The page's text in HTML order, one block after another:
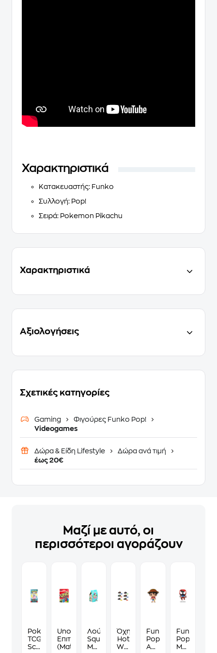
Χαρακτηριστικά
Κατακευαστής: Funko
Συλλογή: Pop!
Σειρά: Pokemon Pikachu
Χαρακτηριστικά
Αξιολογήσεις
Σχετικές κατηγορίες
Gaming
Φιγούρες Funko Pop!
Videogames
Δώρα & Είδη Lifestyle
Δώρα ανά τιμή
έως 20€
Μαζί με αυτό, οι
περισσότεροι αγοράζουν
Pokémon
TCG:
Scarlet
Uno
Επιτραπέζιο
(Mattel)
Λούτρινο
Squishmallows
Mystery
Όχημα
Hot
Wheels
Funko
Pop!
Animation
Funko
Pop!
Marvel: